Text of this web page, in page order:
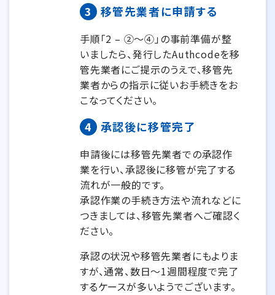
3 移管先業者に申請する
手順「2 – ②～④」の事前準備が整
いましたら、発行したAuthcodeを移
管先業者にご提示のうえで、移管先
業者からの指示に従いお手続きをお
こなってください。
4 承認後に移管完了
申請後には移管先業者での承認作
業を行い、承認後に移管が完了する
流れが一般的です。
承認作業の手続き方法や流れなどに
つきましては、移管先業者へご確認く
ださい。
承認の状況や移管先業者にもよりま
すが、通常、数日～1週間程度で完了
するケースが多いようでございます。